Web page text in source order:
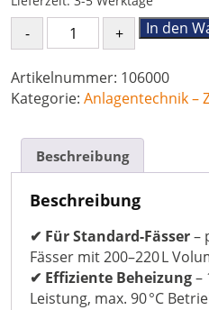
Fassheizer
für
200L
Fässer
Menge
In den
Artikelnummer: 106000
Kategorie: Anlagentechnik –
Beschreibung
Beschreibung
✔ Für Standard-Fässer–
Fässer mit 200–220 L
✔ Effiziente Beheizung–
Leistung, max. 90 °C